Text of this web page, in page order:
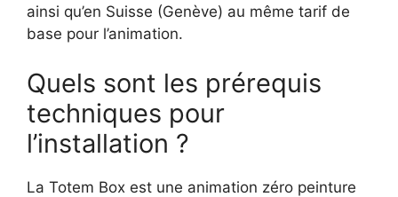
ainsi qu’en Suisse (Genève) au même tarif de
base pour l’animation.
Quels sont les prérequis
techniques pour
l’installation ?
La Totem Box est une animation zéro peinture